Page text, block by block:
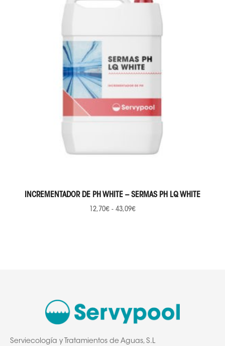
SELECCIONAR OPCIONES
INCREMENTADOR DE PH WHITE – SERMAS PH LQ WHITE
12,70€ - 43,09€
Serviecología y Tratamientos de Aguas, S.L